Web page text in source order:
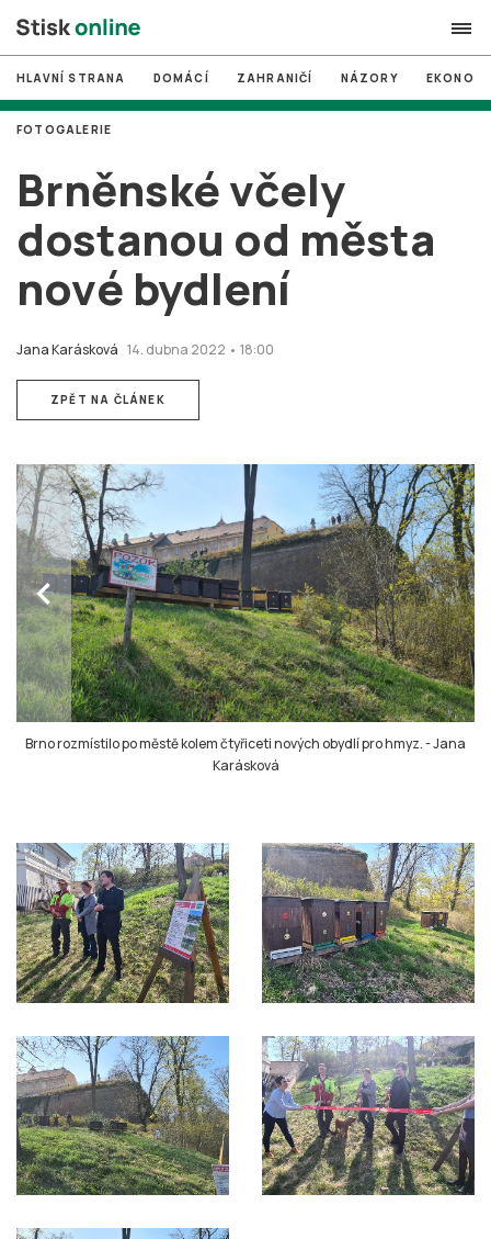
search
# MUNI
# Brno
# volby
login PŘIHLÁSIT SE
HLAVNÍ STRANA DOMÁCÍ ZAHRANIČÍ NÁZORY
Brněnské včely
dostanou od města
nové bydlení
Jana Karásková 14. dubna 2022 • 18:00
FOTOGALERIE
ZPĚT NA ČLÁNEK
chevron_left
Brno rozmístilo po městě kolem čtyřiceti nových obydlí pro hmyz.-Jana
Karásková